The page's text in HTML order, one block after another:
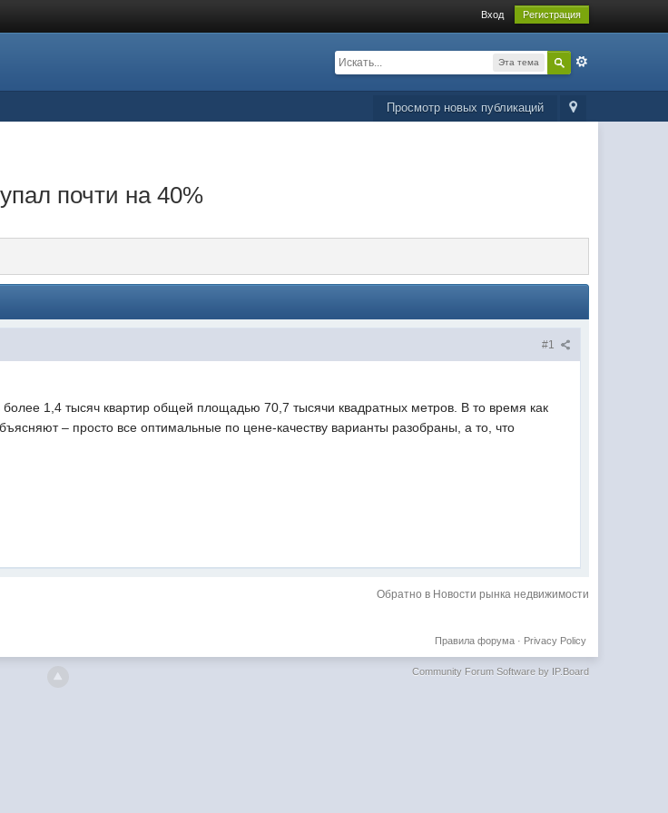
Вход Регистрация
Эта тема
Просмотр новых публикаций
почти на 40%
#1
1,4 тысяч квартир общей площадью 70,7 тысячи квадратных метров. В то время как
– просто все оптимальные по цене-качеству варианты разобраны, а то, что
Обратно в Новости рынка недвижимости
Privacy Policy
Правила форума·
Community Forum Software by IP.Board